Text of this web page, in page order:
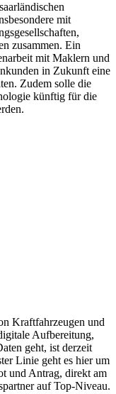
mit
zusammen. Ein
mit Maklern und
in Zukunft eine
Zudem solle die
künftig für die
Kraftfahrzeugen und
Aufbereitung,
geht, ist derzeit
Linie geht es hier um
und Antrag, direkt am
auf Top-Niveau.